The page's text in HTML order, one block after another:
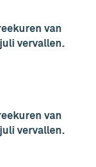
van
vervallen.
van
vervallen.